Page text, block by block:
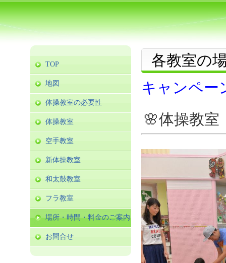
TOP
地図
体操教室の必要性
体操教室
空手教室
新体操教室
和太鼓教室
フラ教室
場所・時間・料金のご案内
お問合せ
各教室の
キャンペー
🌸体操教